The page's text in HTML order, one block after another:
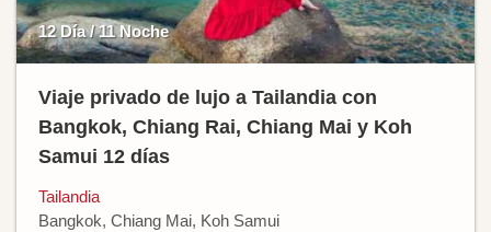
12 Día / 11 Noche
Viaje privado de lujo a Tailandia con
Bangkok, Chiang Rai, Chiang Mai y Koh
Samui 12 días
Tailandia
Bangkok, Chiang Mai, Koh Samui